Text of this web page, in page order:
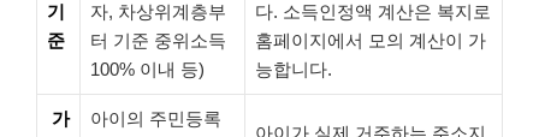
기
준
자, 차상위계층부
터 기준 중위소득
100% 이내 등)
다. 소득인정액 계산은 복지로
홈페이지에서 모의 계산이 가
능합니다.
가
아이의 주민등록